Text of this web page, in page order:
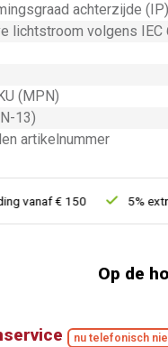
achterzijde (IP)
lichtstroom volgens IEC
(MPN)
13)
artikelnummer
€ 150 5% extra
Op de
nu telefonisch